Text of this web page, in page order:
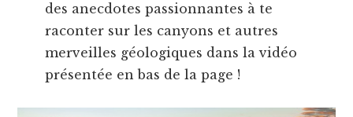
des anecdotes passionnantes à te
raconter sur les canyons et autres
merveilles géologiques dans la vidéo
présentée en bas de la page !